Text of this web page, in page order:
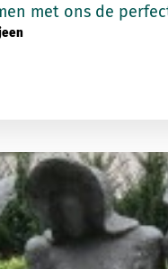
te schrijven Beleef